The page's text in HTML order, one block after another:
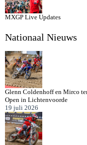
MXGP Live Updates
Nationaal Nieuws
Glenn Coldenhoff en Mirco
Open in Lichtenvoorde
19 juli 2026